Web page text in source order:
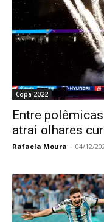
Copa 2022
Entre
atrai olhares
Rafaela Moura - 04/12/